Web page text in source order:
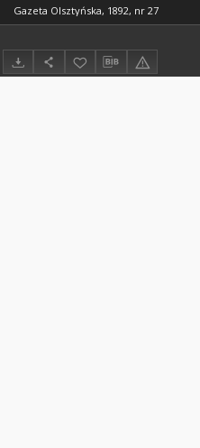
Gazeta Olsztyńska, 1892, nr 27